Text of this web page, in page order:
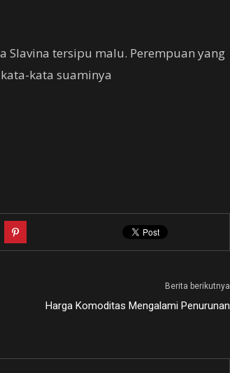
Slavina tersipu malu. Perempuan yang
kata suaminya
Berita berikutnya
Harga Komoditas Mengalami Penurunan